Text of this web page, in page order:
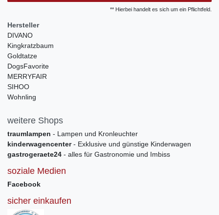
** Hierbei handelt es sich um ein Pflichtfeld.
Hersteller
DIVANO
Kingkratzbaum
Goldtatze
DogsFavorite
MERRYFAIR
SIHOO
Wohnling
weitere Shops
traumlampen - Lampen und Kronleuchter
kinderwagencenter- Exklusive und günstige Kinderwagen
gastrogeraete24 - alles für Gastronomie und Imbiss
soziale Medien
Facebook
sicher einkaufen